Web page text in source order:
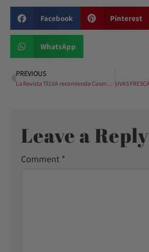
Facebook Pinterest
WhatsApp
PREVIOUS
La Revista TELVA recomienda Cosmética Ecológica Uvas Frescas
Leave a Reply
Comment *